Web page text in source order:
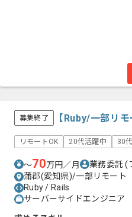
募集終了 【Ruby/一部リ
リモートOK 20代活躍中 30
〜70万円／月 業務委託(
蒲郡(愛知県)/一部リモート
Ruby / Rails
サーバーサイドエンジニア